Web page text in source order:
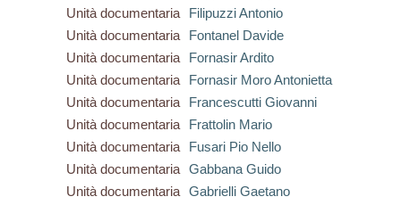
Unità documentaria
Filipuzzi Antonio
Unità documentaria
Fontanel Davide
Unità documentaria
Fornasir Ardito
Unità documentaria
Fornasir Moro Antonietta
Unità documentaria
Francescutti Giovanni
Unità documentaria
Frattolin Mario
Unità documentaria
Fusari Pio Nello
Unità documentaria
Gabbana Guido
Unità documentaria
Gabrielli Gaetano